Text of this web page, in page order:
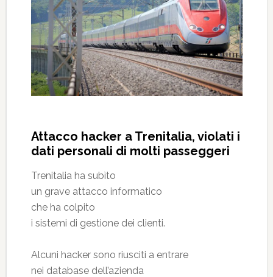
Attacco hacker a Trenitalia, violati i
dati personali di molti passeggeri
Trenitalia ha subìto
un grave attacco informatico
che ha colpito
i sistemi di gestione dei clienti.
Alcuni hacker sono riusciti a entrare
nei database dell’azienda